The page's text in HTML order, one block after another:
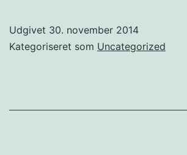
Udgivet 30. november 2014
Kategoriseret som Uncategorized